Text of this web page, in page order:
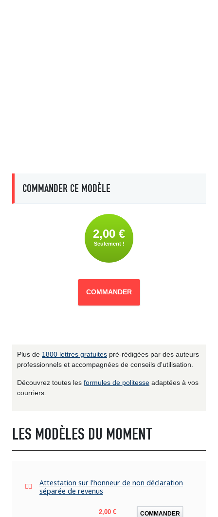
COMMANDER CE MODÈLE
2,00 €
Seulement !
COMMANDER
Plus de 1800 lettres gratuites pré-rédigées par des auteurs
professionnels et accompagnées de conseils d'utilisation.
Découvrez toutes les formules de politesse adaptées à vos
courriers.
LES MODÈLES DU MOMENT
Attestation sur l'honneur de non déclaration
séparée de revenus
Prix
2,00 € COMMANDER